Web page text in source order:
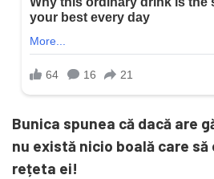
Bunica spunea că dacă are
nu există nicio boală care să
rețeta ei!